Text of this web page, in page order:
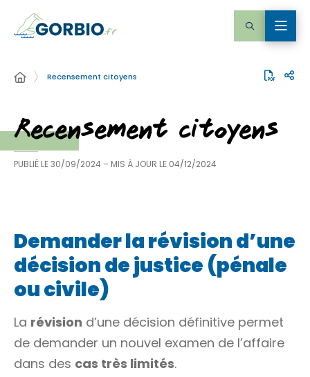
Recensement citoyens
Recensement citoyens
PUBLIÉ LE30/09/2024 – MIS À JOUR LE 04/12/2024
Demander la révision d’une
décision de justice (pénale
ou civile)
La révision d’une décision définitive permet
de demander un nouvel examen de l’affaire
dans des cas très limités.